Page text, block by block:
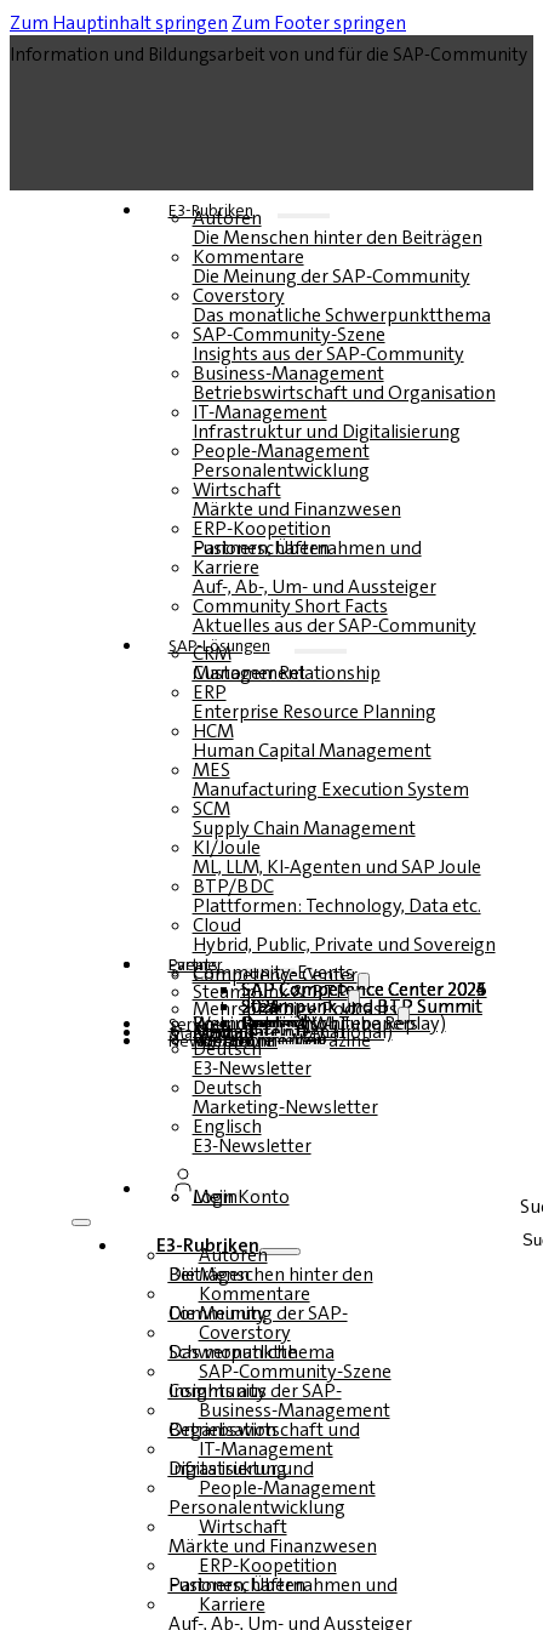
Zum Hauptinhalt springen Zum Footer springen
Information und Bildungsarbeit von und für die SAP-Community
E3-Rubriken
Autoren
Die Menschen hinter den Beiträgen
Kommentare
Die Meinung der SAP-Community
Coverstory
Das monatliche Schwerpunktthema
SAP-Community-Szene
Insights aus der SAP-Community
Business-Management
Betriebswirtschaft und Organisation
IT-Management
Infrastruktur und Digitalisierung
People-Management
Personalentwicklung
Wirtschaft
Märkte und Finanzwesen
ERP-Koopetition
Fusionen, Übernahmen und Partnerschaften
Karriere
Auf-, Ab-, Um- und Aussteiger
Community Short Facts
Aktuelles aus der SAP-Community
SAP-Lösungen
CRM
Customer Relationship Management
ERP
Enterprise Resource Planning
HCM
Human Capital Management
MES
Manufacturing Execution System
SCM
Supply Chain Management
KI/Joule
ML, LLM, KI-Agenten und SAP Joule
BTP/BDC
Plattformen: Technology, Data etc.
Cloud
Hybrid, Public, Private und Sovereign
Partner
EventsCommunity-Events
Competence Center
SAP Competence Center 2026
SAP Competence Center 2025
SAP Competence Center 2024
SAP Competence Center 2023
Steampunk & BTP
Steampunk und BTP Summit 2026
Steampunk und BTP Summit 2025
Steampunk und BTP Summit 2024
Mehrsprachige Podcasts
Deutsch
Englisch
Spanisch
Französisch
Roundtables (YouTube Replay)
Webinare und Whitepapers
Service
Formulare
Kontakt
Mediadaten DACH
Media Kit (International)
Magazin
hier abonnieren
für Abonnenten
kostenfreie Magazine
Newsletter
Deutsch
E3-Newsletter
Deutsch
Marketing-Newsletter
Englisch
E3-Newsletter
Login
Mein Konto
E3-Rubriken
Autoren
Die Menschen hinter den Beiträgen
Kommentare
Die Meinung der SAP-Community
Coverstory
Das monatliche Schwerpunktthema
SAP-Community-Szene
Insights aus der SAP-Community
Business-Management
Betriebswirtschaft und Organisation
IT-Management
Infrastruktur und Digitalisierung
People-Management
Personalentwicklung
Wirtschaft
Märkte und Finanzwesen
ERP-Koopetition
Fusionen, Übernahmen und Partnerschaften
Karriere
Auf-, Ab-, Um- und Aussteiger